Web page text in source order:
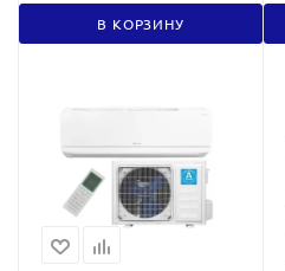
В КОРЗИНУ